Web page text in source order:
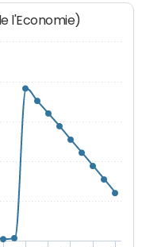
l'Economie)